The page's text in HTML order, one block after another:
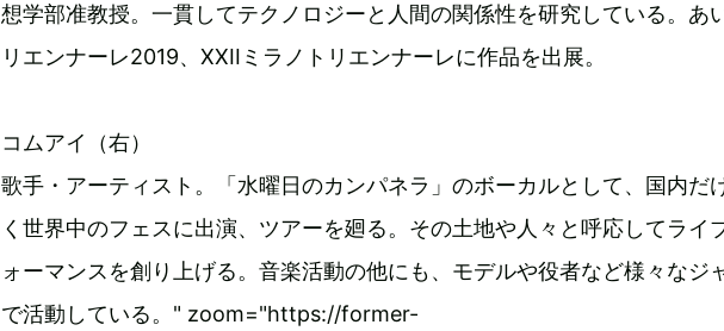
想学部准教授。一貫してテクノロジーと人間の関係性を研究している。あ
リエンナーレ2019、XXIIミラノトリエンナーレに作品を出展。
コムアイ（右）
歌手・アーティスト。「水曜日のカンパネラ」のボーカルとして、国内だ
く世界中のフェスに出演、ツアーを廻る。その土地や人々と呼応してライ
ォーマンスを創り上げる。音楽活動の他にも、モデルや役者など様々なジ
で活動している。" zoom="https://former-